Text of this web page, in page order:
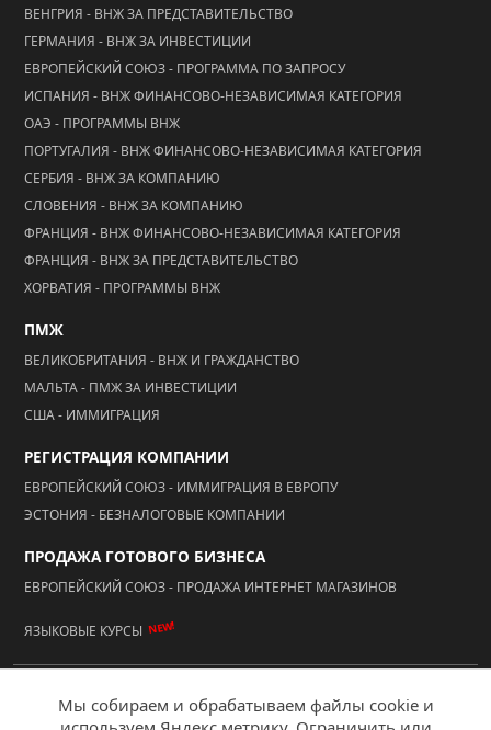
ВЕНГРИЯ - ВНЖ ЗА НЕДВИЖИМОСТЬ NEW!
ВЕНГРИЯ - ВНЖ ЗА ПРЕДСТАВИТЕЛЬСТВО
ГЕРМАНИЯ - ВНЖ ЗА ИНВЕСТИЦИИ
ЕВРОПЕЙСКИЙ СОЮЗ - ПРОГРАММА ПО ЗАПРОСУ
ИСПАНИЯ - ВНЖ ФИНАНСОВО-НЕЗАВИСИМАЯ КАТЕГОРИЯ
ОАЭ - ПРОГРАММЫ ВНЖ
ПОРТУГАЛИЯ - ВНЖ ФИНАНСОВО-НЕЗАВИСИМАЯ КАТЕГОРИЯ
СЕРБИЯ - ВНЖ ЗА КОМПАНИЮ
СЛОВЕНИЯ - ВНЖ ЗА КОМПАНИЮ
ФРАНЦИЯ - ВНЖ ФИНАНСОВО-НЕЗАВИСИМАЯ КАТЕГОРИЯ
ФРАНЦИЯ - ВНЖ ЗА ПРЕДСТАВИТЕЛЬСТВО
ХОРВАТИЯ - ПРОГРАММЫ ВНЖ
ПМЖ
ВЕЛИКОБРИТАНИЯ - ВНЖ И ГРАЖДАНСТВО
МАЛЬТА - ПМЖ ЗА ИНВЕСТИЦИИ
США - ИММИГРАЦИЯ
РЕГИСТРАЦИЯ КОМПАНИИ
ЕВРОПЕЙСКИЙ СОЮЗ - ИММИГРАЦИЯ В ЕВРОПУ
ЭСТОНИЯ - БЕЗНАЛОГОВЫЕ КОМПАНИИ
ПРОДАЖА ГОТОВОГО БИЗНЕСА
ЕВРОПЕЙСКИЙ СОЮЗ - ПРОДАЖА ИНТЕРНЕТ МАГАЗИНОВ
ЯЗЫКОВЫЕ КУРСЫ NEW!
Мы собираем и обрабатываем файлы cookie и